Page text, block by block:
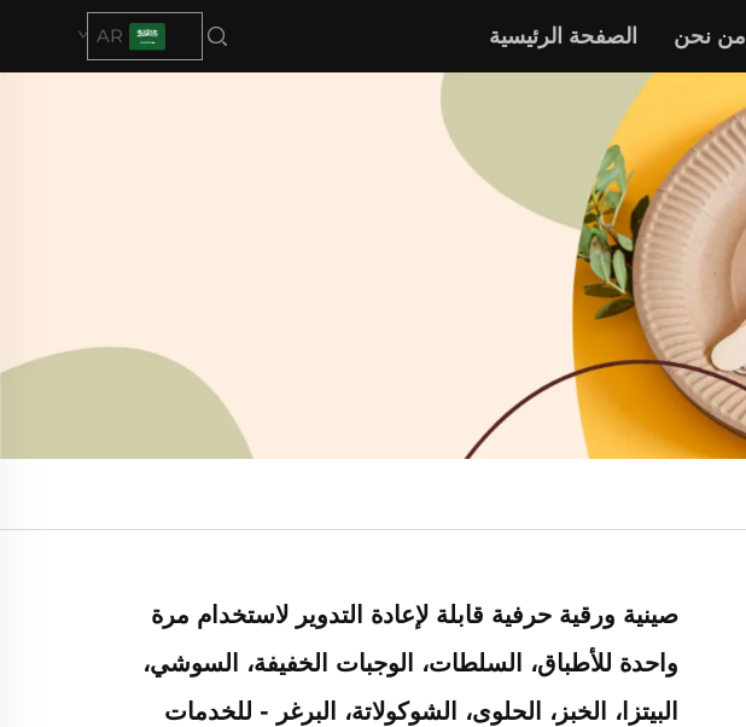
الصفحة الرئيسية من نحن AR
صينية ورقية حرفية قابلة لإعادة التدوير لاستخدام مرة
واحدة للأطباق، السلطات، الوجبات الخفيفة، السوشي،
البيتزا، الخبز، الحلوى، الشوكولاتة، البرغر - للخدمات